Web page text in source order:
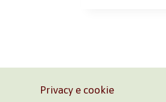
Privacy e cookie